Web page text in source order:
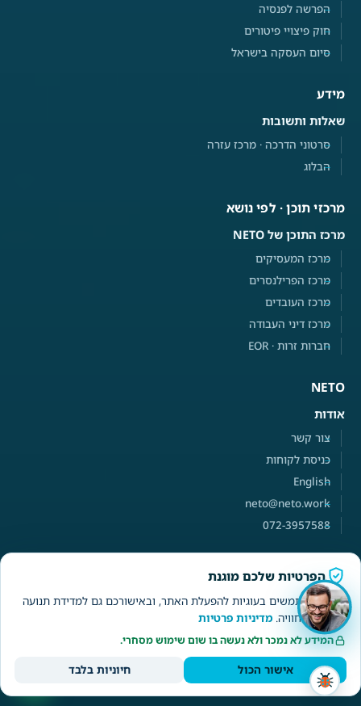
הפרשה לפנסיה
חוק פיצויי פיטורים
סיום העסקה בישראל
מידע
שאלות ותשובות
סרטוני הדרכה · מרכז עזרה
הבלוג
מרכזי תוכן · לפי נושא
מרכז התוכן של NETO
מרכז המעסיקים
מרכז הפרילנסרים
מרכז העובדים
מרכז דיני העבודה
חברות זרות · EOR
NETO
אודות
צור קשר
כניסת לקוחות
English
neto@neto.work
072-3957588
אדם 1565
© 2026 NETO · טל'
072-3957588
תקנון ותנאי שימוש הצהרת נגישות
הפרטיות שלכם מוגנת
אנחנו משתמשים בעוגיות להפעלת האתר, ובאישורכם גם למדידת תנועה
ולשיפור החוויה. מדיניות פרטיות
המידע לא נמכר ולא נעשה בו שום שימוש מסחרי.
אישור הכול חיוניות בלבד